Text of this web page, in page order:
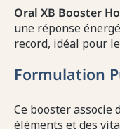
Oral XB Booster
une réponse
record, idéal pour
Formulation
Ce booster associe
éléments et des